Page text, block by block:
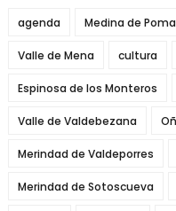
agenda Medina de
Valle de Mena cultura
Espinosa de los Monteros
Valle de Valdebezana
Merindad de Valdeporres
Merindad de Sotoscueva